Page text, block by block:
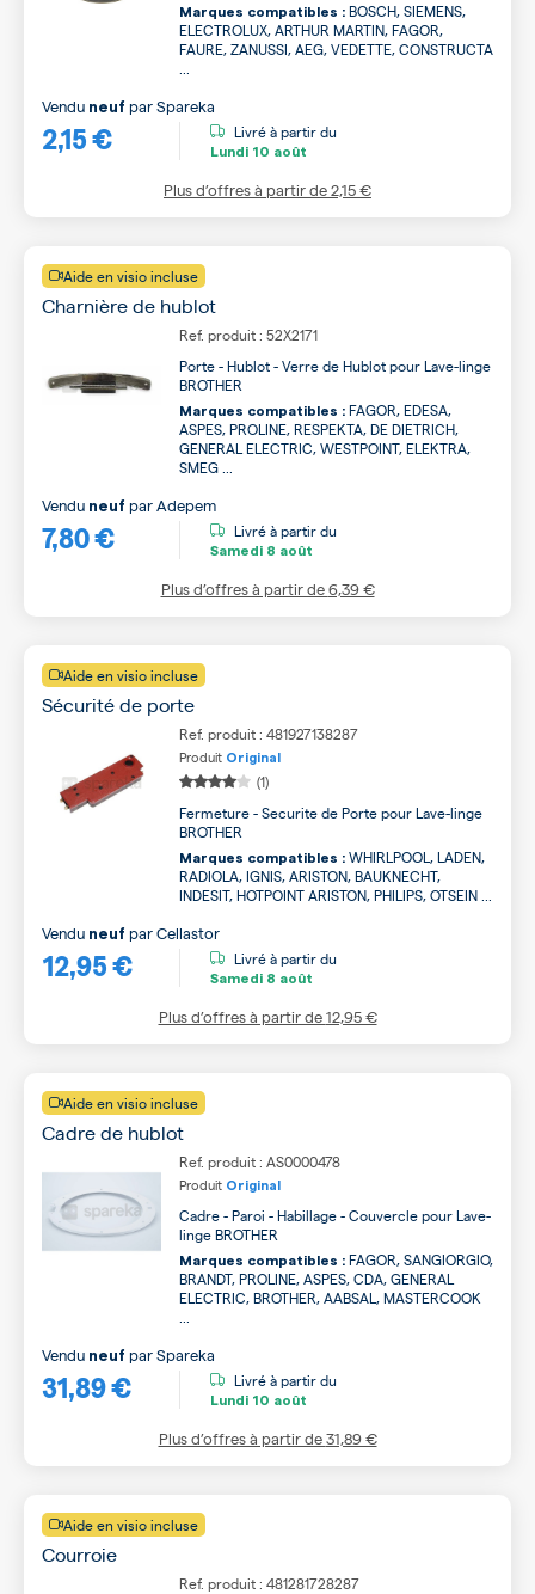
Marques compatibles : BOSCH, SIEMENS,
ELECTROLUX, ARTHUR MARTIN, FAGOR,
FAURE, ZANUSSI, AEG, VEDETTE, CONSTRUCTA
2,15 €
Vendu neuf parSpareka
Livré à partir du
Lundi 10 août
Plus d’offres à partir de2,15 €
Aide en visio incluse
Charnière de hublot
Ref. produit : 52X2171
Porte - Hublot - Verre de Hublot pour Lave-linge
BROTHER
Marques compatibles : FAGOR, EDESA,
ASPES, PROLINE, RESPEKTA, DE DIETRICH,
GENERAL ELECTRIC, WESTPOINT, ELEKTRA,
SMEG ...
7,80 €
Vendu neuf parAdepem
Livré à partir du
Samedi 8 août
Plus d’offres à partir de6,39 €
Aide en visio incluse
Sécurité de porte
Ref. produit : 481927138287
Produit Original
(1)
Fermeture - Securite de Porte pour Lave-linge
BROTHER
Marques compatibles : WHIRLPOOL, LADEN,
RADIOLA, IGNIS, ARISTON, BAUKNECHT,
INDESIT, HOTPOINT ARISTON, PHILIPS, OTSEIN ...
12,95 €
Vendu neuf parCellastor
Livré à partir du
Samedi 8 août
Plus d’offres à partir de12,95 €
Aide en visio incluse
Cadre de hublot
Ref. produit : AS0000478
Produit Original
Cadre - Paroi - Habillage - Couvercle pour Lave-
linge BROTHER
Marques compatibles : FAGOR, SANGIORGIO,
BRANDT, PROLINE, ASPES, CDA, GENERAL
ELECTRIC, BROTHER, AABSAL, MASTERCOOK
31,89 €
Vendu neuf parSpareka
Livré à partir du
Lundi 10 août
Plus d’offres à partir de31,89 €
Aide en visio incluse
Courroie
Ref. produit : 481281728287